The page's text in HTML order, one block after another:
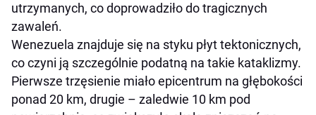
utrzymanych, co doprowadziło do tragicznych
zawaleń.
Wenezuela znajduje się na styku płyt tektonicznych,
co czyni ją szczególnie podatną na takie kataklizmy.
Pierwsze trzęsienie miało epicentrum na głębokości
ponad 20 km, drugie – zaledwie 10 km pod